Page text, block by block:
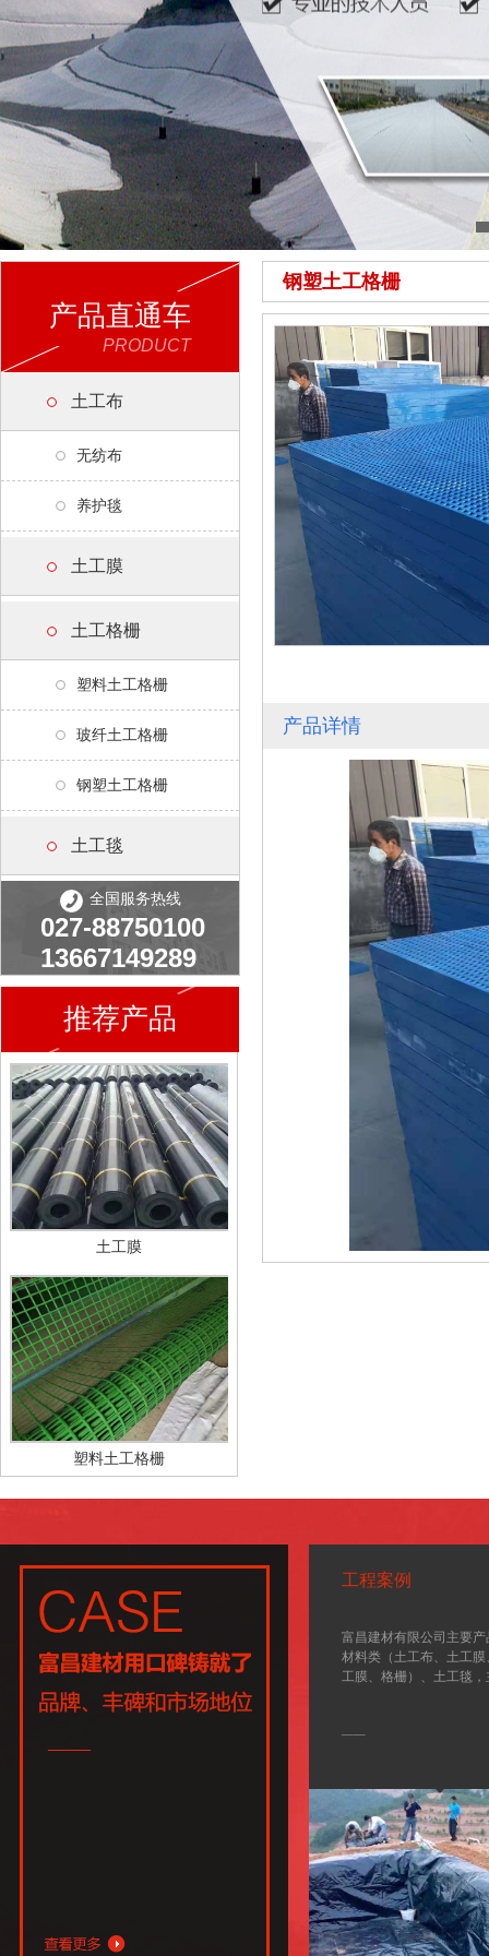
产品直通车
PRODUCT
土工布
无纺布
养护毯
土工膜
土工格栅
塑料土工格栅
玻纤土工格栅
钢塑土工格栅
土工毯
全国服务热线
027-88750100
13667149289
推荐产品
土工膜
塑料土工格栅
钢塑土工格栅
产品详情
工程案例
富昌建材有限公司主要产
材料类（土工布、土工膜
工膜、格栅）、土工毯，
一体的大型综合企业。我
和严格的质量管理体系。
年已通过ISO9001-2000
目前土工材料已广泛应用
水利、环保、建筑等各个
国家各重点工程中发挥着
——